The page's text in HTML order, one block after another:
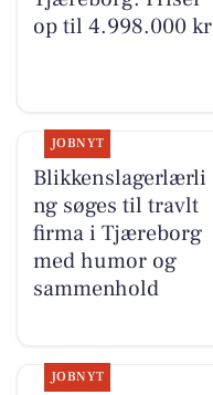
op til 4.998.000 kr
JOBNYT
Blikkenslagerlærli
ng søges til travlt
firma i Tjæreborg
med humor og
sammenhold
JOBNYT